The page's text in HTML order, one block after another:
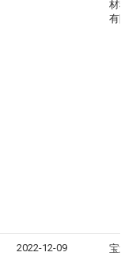
材料
有限
2022-12-09
宝武